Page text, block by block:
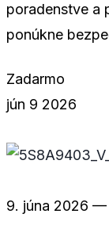
poradenstve a
ponúkne
Zadarmo
jún 9 2026
9. júna 2026 —